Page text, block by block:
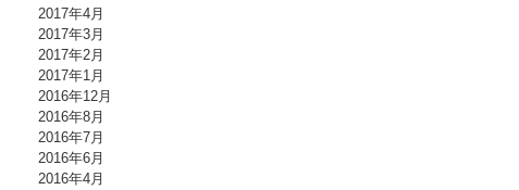
2017年4月
2017年3月
2017年2月
2017年1月
2016年12月
2016年8月
2016年7月
2016年6月
2016年4月